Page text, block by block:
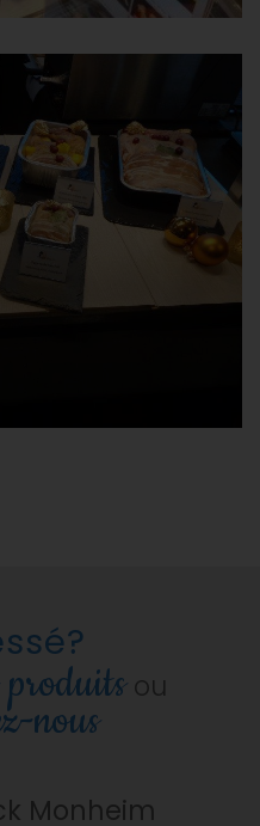
produitsou
nous
Monheim